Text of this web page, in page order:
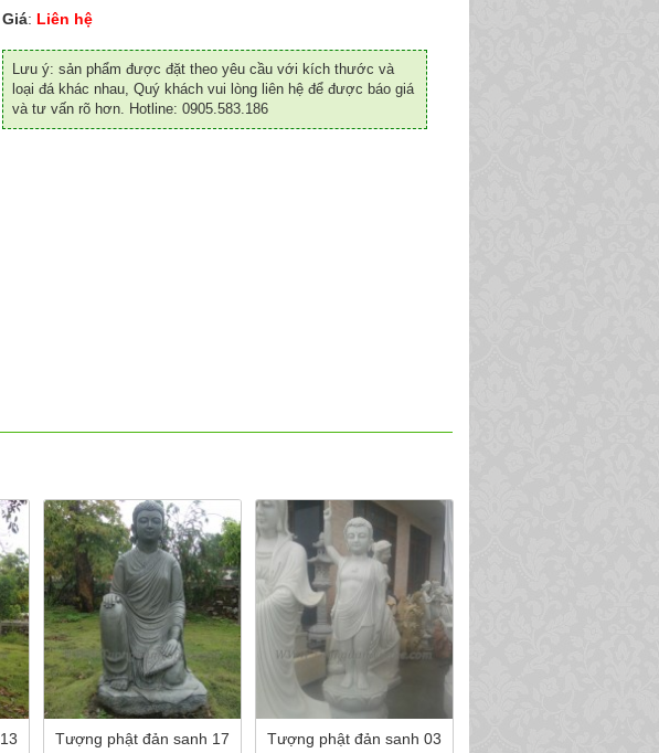
Giá: Liên hệ
Lưu ý: sản phẩm được đặt theo yêu cầu với kích thước và
loại đá khác nhau, Quý khách vui lòng liên hệ để được báo giá
và tư vấn rõ hơn. Hotline: 0905.583.186
Tượng phật đản sanh 17 Tượng phật đản sanh 03